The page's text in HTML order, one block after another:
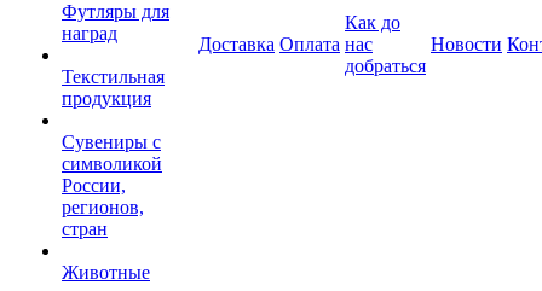
Футляры для
наград
Текстильная
продукция
Сувениры с
символикой
России,
регионов,
стран
Животные
Доставка Оплата
Как до
нас
добраться
Новости